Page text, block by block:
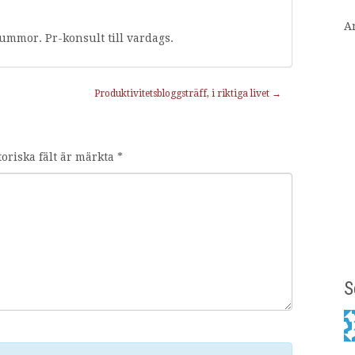
Pr-konsult till vardags.
Produktivitetsbloggsträff, i riktiga livet →
fält är märkta *